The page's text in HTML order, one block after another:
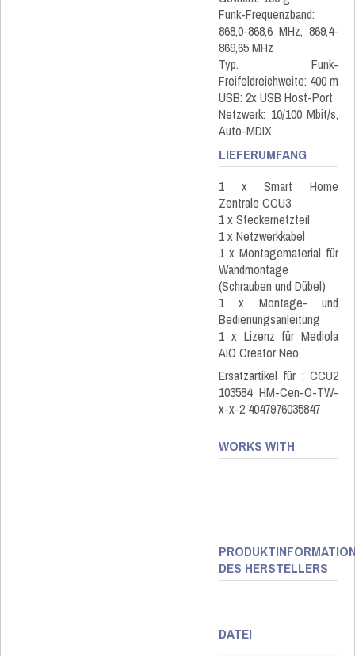
Funk-Frequenzband:
868,0-868,6 MHz, 869,4-
869,65 MHz
Typ. Funk-
Freifeldreichweite: 400 m
USB: 2x USB Host-Port
Netzwerk: 10/100 Mbit/s,
Auto-MDIX
LIEFERUMFANG
1 x Smart Home
Zentrale CCU3
1 x Steckernetzteil
1 x Netzwerkkabel
1 x Montagematerial für
Wandmontage
(Schrauben und Dübel)
1 x Montage- und
Bedienungsanleitung
1 x Lizenz für Mediola
AIO Creator Neo
Ersatzartikel für : CCU2
103584 HM-Cen-O-TW-
x-x-2 4047976035847
WORKS WITH
DES HERSTELLERS
DATEI